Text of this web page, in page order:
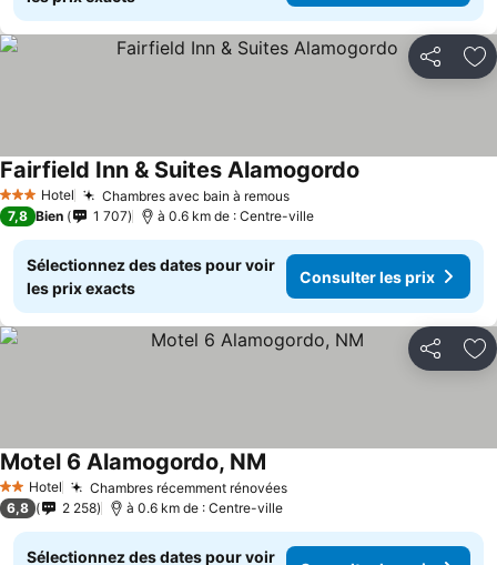
Partager
3 ÉtoilesHotel Chambres avec bain à remous
Fairfield Inn & Suites Alamogordo
7,8 Bien 1 707 à 0.6 km de : Centre-ville
Sélectionnez des dates pour voir
les prix exacts
Consulter les prix
Partager
2 Étoiles
Hotel Chambres récemment rénovées
Motel 6 Alamogordo, NM
6,8 2 258 à 0.6 km de : Centre-ville
Sélectionnez des dates pour voir